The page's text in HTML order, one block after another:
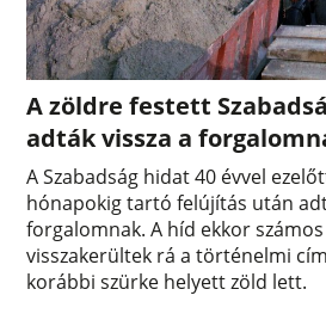
A zöldre festett
adták vissza a
A Szabadság hidat 40 évvel
hónapokig tartó felújítás után
forgalomnak. A híd ekkor
visszakerültek rá a történelmi
korábbi szürke helyett zöld lett.